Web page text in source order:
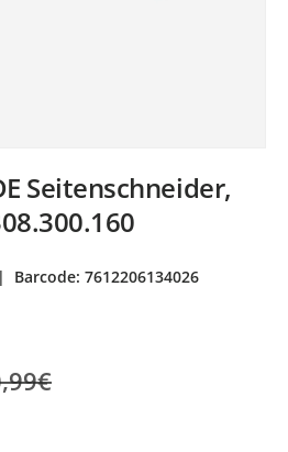
Seitenschneider,
| Barcode: 7612206134026